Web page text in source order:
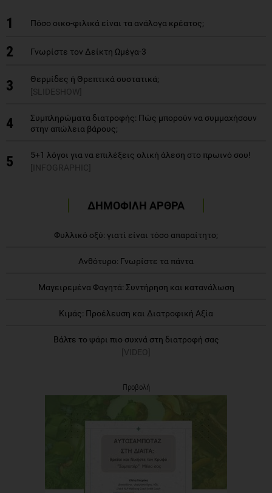
1 Πόσο οικο-φιλικά είναι τα ανάλογα κρέατος;
2 Γνωρίστε τον Δείκτη Ωμέγα-3
3
Θερμίδες ή Θρεπτικά συστατικά;
[SLIDESHOW]
4
Συμπληρώματα διατροφής: Πώς μπορούν να συμμαχήσουν
στην απώλεια βάρους;
5
5+1 λόγοι για να επιλέξεις ολική άλεση στο πρωινό σου!
[INFOGRAPHIC]
ΔΗΜΟΦΙΛΗ ΑΡΘΡΑ
Φυλλικό οξύ: γιατί είναι τόσο απαραίτητο;
Ανθότυρο: Γνωρίστε τα πάντα
Μαγειρεμένα Φαγητά: Συντήρηση και κατανάλωση
Κιμάς: Προέλευση και Διατροφική Αξία
Βάλτε το ψάρι πιο συχνά στη διατροφή σας
[VIDEO]
Προβολή